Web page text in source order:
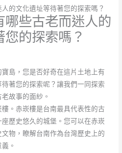
的文化遺址等待著您的探索嗎？
哪些古老而迷人的
的探索嗎？
島，您是否好奇在這片土地上有
著您的探索呢？讓我們一同探索
故事的面紗。
。赤崁樓是台南最具代表性的古
歷史悠久的城堡。您可以在赤崁
物，瞭解台南作為台灣歷史上的
。